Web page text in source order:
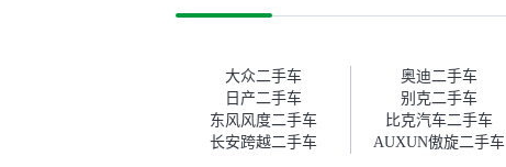
这次车况没问题。购车流程挺快
车。去之前我提前跟交接人员说
好，到了之后要当着我的面再做
一次复检，你们也安排了师傅，
服务可以，速度很快。体验下来
自营车的感觉是要比个人车好一
大众二手车 奥迪二手车
日产二手车
别克二手车
东风风度二手车
比克汽车二手车
长安跨越二手车
AUXUN傲旋二手车